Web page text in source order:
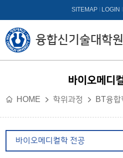
본문 바로
융합신기술대학원
SITEMAP LOGIN
바이오메디
HOME 학위과정 BT융합
바이오메디컬학 전공